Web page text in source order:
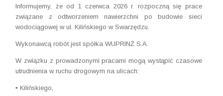
Informujemy, że od 1 czerwca 2026 r. rozpoczną się prace
związane z odtworzeniem nawierzchni po budowie sieci
wodociągowej w ul. Kilińskiego w Swarzędzu.
Wykonawcą robót jest spółka WUPRINŻ S.A.
W związku z prowadzonymi pracami mogą wystąpić czasowe
utrudnienia w ruchu drogowym na ulicach:
▪️ Kilińskiego,